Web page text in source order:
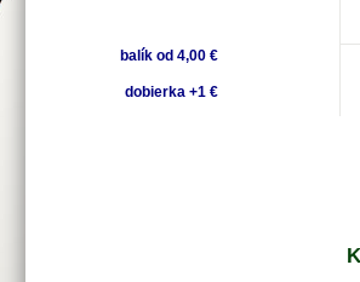
balík od 4,00 €
dobierka +1 €